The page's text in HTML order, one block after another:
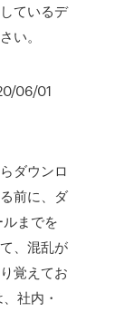
ているデ
い。
06/01
ダウンロ
前に、ダ
までを
、混乱が
覚えてお
社内・